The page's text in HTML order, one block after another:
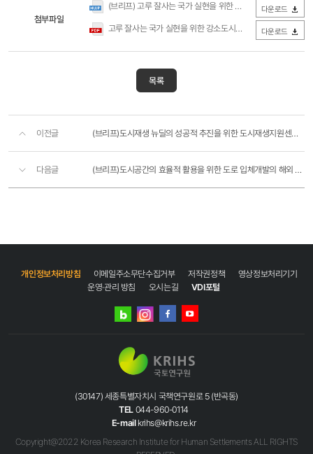
첨부파일
(브리프) 고루 잘사는 국가 실현을 위한 강소도시권 육성 방향_180122.hwp 다운로드
고루 잘사는 국가 실현을 위한 강소도시권 육성 방향.pdf (0Byte
다운로드
목록
이전글 (브리프)도시재생 뉴딜의 성공적 추진을 위한 도시재생지원센터의 과제
다음글 (브리프)도시공간의 효율적 활용을 위한 도로 입체개발의 해외 사례와 시사점
개인정보처리방침 이메일주소무단수집거부 저작권정책
영상정보처리기기
운영·관리 방침
오시는길 VDI포털
네이버
인스타그램
(30147) 세종특별자치시 국책연구원로 5 (반곡동)
TEL 044-960-0114
E-mail krihs@krihs.re.kr
Copyright@2022 Korea Research Institute for Human Settlements ALL RIGHTS